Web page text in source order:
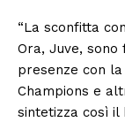
“La sconfitta
Ora, Juve, sono
presenze con
Champions e
sintetizza così